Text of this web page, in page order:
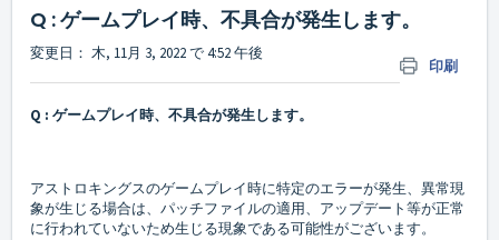
Q : ゲームプレイ時、不具合が発生します。
印刷
変更日： 木, 11月 3, 2022 で 4:52 午後
Q : ゲームプレイ時、不具合が発生します。
アストロキングスのゲームプレイ時に特定のエラーが発生、異常現
象が生じる場合は、パッチファイルの適用、アップデート等が正常
に行われていないため生じる現象である可能性がございます。